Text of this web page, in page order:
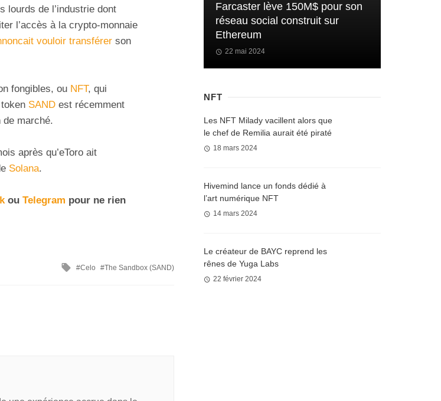
lourds de l’industrie dont
l’accès à la crypto-monnaie
vouloir transférer son
fongibles, ou NFT, qui
SAND est récemment
marché.
après qu’eToro ait
Solana.
ou Telegram pour ne rien
Celo The Sandbox (SAND)
Farcaster lève 150M$ pour son
réseau social construit sur
Ethereum
22 mai 2024
NFT
Les NFT Milady vacillent alors que
le chef de Remilia aurait été piraté
18 mars 2024
Hivemind lance un fonds dédié à
l’art numérique NFT
14 mars 2024
Le créateur de BAYC reprend les
rênes de Yuga Labs
22 février 2024